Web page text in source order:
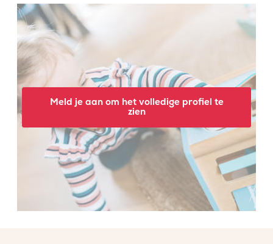
Meld je aan om het volledige profiel te
zien